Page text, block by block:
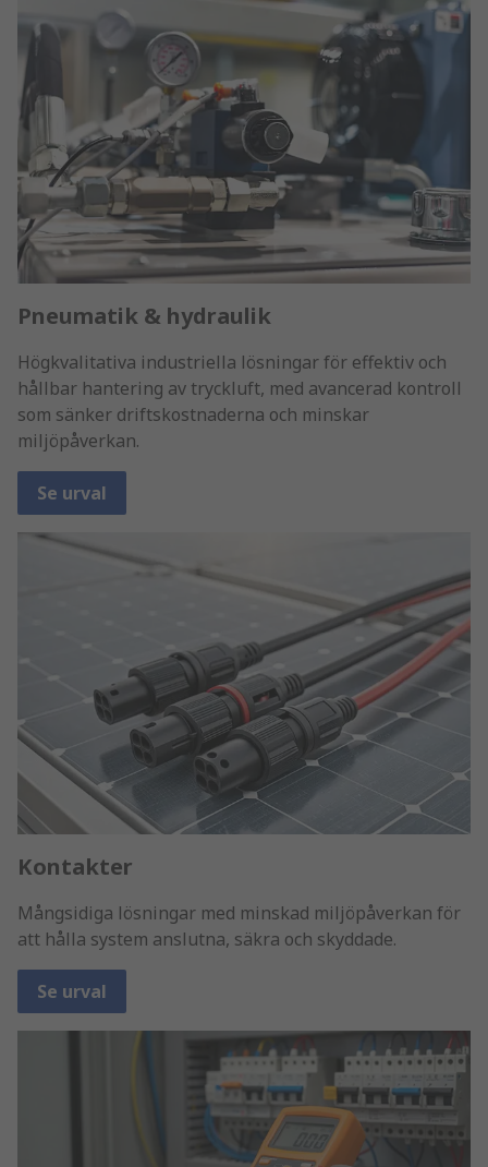
Pneumatik & hydraulik
Högkvalitativa industriella lösningar för effektiv och
hållbar hantering av tryckluft, med avancerad kontroll
som sänker driftskostnaderna och minskar
miljöpåverkan.
Se urval
Kontakter
Mångsidiga lösningar med minskad miljöpåverkan för
att hålla system anslutna, säkra och skyddade.
Se urval